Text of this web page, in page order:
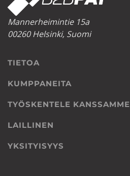
Mannerheimintie 15a
00260 Helsinki, Suomi
TIETOA
KUMPPANEITA
TYÖSKENTELE KANSSAMME
LAILLINEN
YKSITYISYYS